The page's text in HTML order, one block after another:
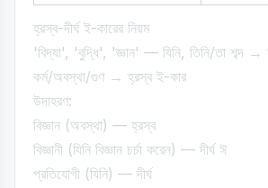
হ্রস্ব-দীর্ঘ ই-কারের নিয়ম
'বিদ্যা', 'বুদ্ধি', 'জ্ঞান' — যিনি, তিনি/তা শব্দ →
কর্ম/অবস্থা/গুণ → হ্রস্ব ই-কার
উদাহরণ:
বিজ্ঞান (অবস্থা) — হ্রস্ব
বিজ্ঞানী (যিনি বিজ্ঞান চর্চা করেন) — দীর্ঘ ঈ
প্রতিযোগী (যিনি) — দীর্ঘ